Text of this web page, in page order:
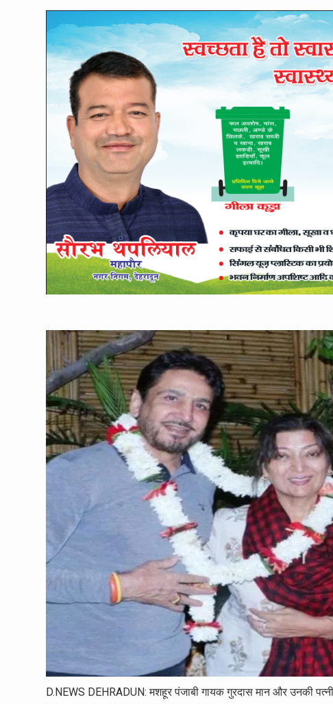
D.NEWS DEHRADUN: मशहूर पंजाबी गायक गुरदास मान और उनकी